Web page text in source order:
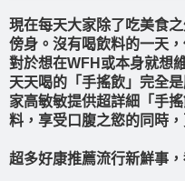
現在每天大家除了吃美食
傍身。沒有喝飲料的一天
對於想在WFH或本身就想
天天喝的「手搖飲」完全
家高敏敏提供超詳細「手
料，享受口腹之慾的同時
超多好康推薦流行新鮮事